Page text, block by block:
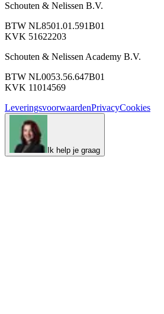
Schouten & Nelissen B.V.
BTW NL8501.01.591B01
KVK 51622203
Schouten & Nelissen Academy B.V.
BTW NL0053.56.647B01
KVK 11014569
LeveringsvoorwaardenPrivacyCookies
Ik help je graag